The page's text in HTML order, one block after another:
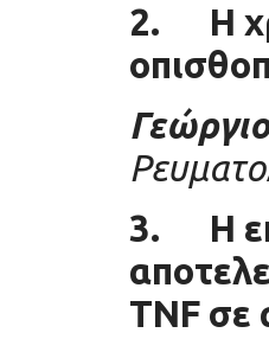
2. Η
3. Η
TNF σε